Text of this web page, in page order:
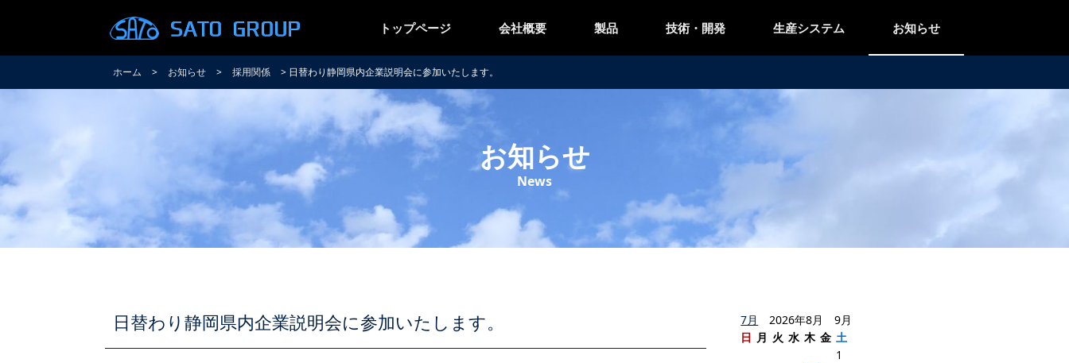
トップページ 会社概要 製品 技術・開発 生産システム お知らせ
ホーム > お知らせ > 採用関係 > 日替わり静岡県内企業説明会に参加いたします。
お知らせ
News
日替わり静岡県内企業説明会に参加いたします。 7月
2026年8月 9月
日 月 火 水 木 金 土
1